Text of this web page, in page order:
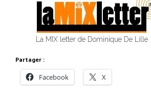
La MIX letter de Dominique De Lille
Partager :
Facebook X